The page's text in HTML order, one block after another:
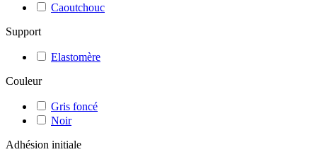
Caoutchouc
Support
Elastomère
Couleur
Gris foncé
Noir
Adhésion initiale